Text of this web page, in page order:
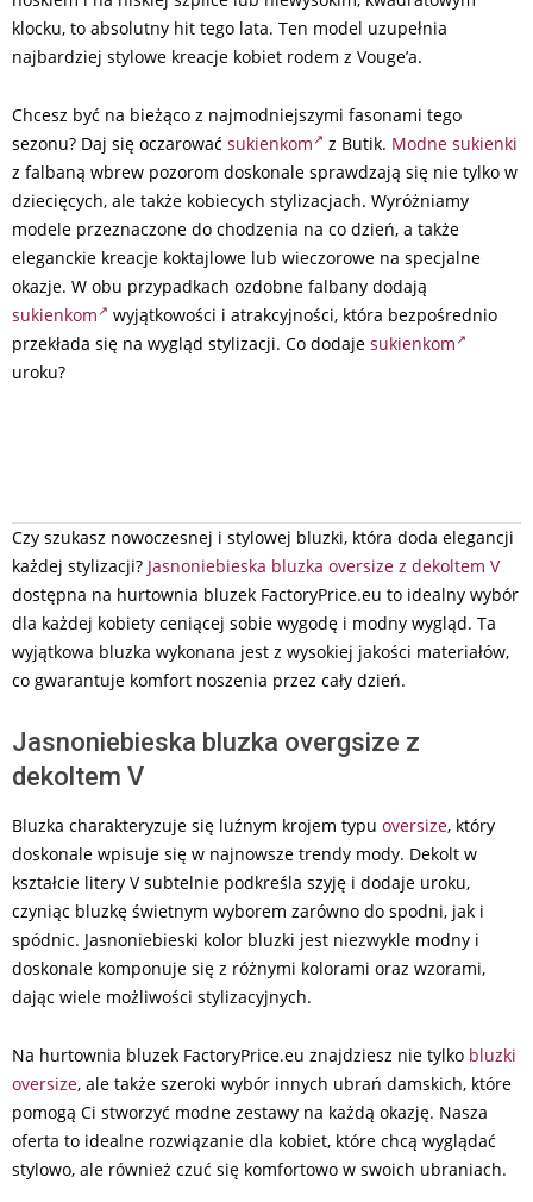
klocku, to absolutny hit tego lata. Ten model uzupełnia
najbardziej stylowe kreacje kobiet rodem z Vouge’a.
Chcesz być na bieżąco z najmodniejszymi fasonami tego
sezonu? Daj się oczarować sukienkom z Butik. Modne sukienki
z falbaną wbrew pozorom doskonale sprawdzają się nie tylko w
dziecięcych, ale także kobiecych stylizacjach. Wyróżniamy
modele przeznaczone do chodzenia na co dzień, a także
eleganckie kreacje koktajlowe lub wieczorowe na specjalne
okazje. W obu przypadkach ozdobne falbany dodają
sukienkom
wyjątkowości i atrakcyjności, która bezpośrednio
przekłada się na wygląd stylizacji. Co dodaje sukienkom
uroku?
2024-
07-
03
Czy szukasz nowoczesnej i stylowej bluzki, która doda elegancji
każdej stylizacji? Jasnoniebieska bluzka oversize z dekoltem V
dostępna na hurtownia bluzek FactoryPrice.eu to idealny wybór
dla każdej kobiety ceniącej sobie wygodę i modny wygląd. Ta
wyjątkowa bluzka wykonana jest z wysokiej jakości materiałów,
co gwarantuje komfort noszenia przez cały dzień.
Jasnoniebieska bluzka overgsize z
dekoltem V
Bluzka charakteryzuje się luźnym krojem typu oversize, który
doskonale wpisuje się w najnowsze trendy mody. Dekolt w
kształcie litery V subtelnie podkreśla szyję i dodaje uroku,
czyniąc bluzkę świetnym wyborem zarówno do spodni, jak i
spódnic. Jasnoniebieski kolor bluzki jest niezwykle modny i
doskonale komponuje się z różnymi kolorami oraz wzorami,
dając wiele możliwości stylizacyjnych.
Na hurtownia bluzek FactoryPrice.eu znajdziesz nie tylko bluzki
oversize, ale także szeroki wybór innych ubrań damskich, które
pomogą Ci stworzyć modne zestawy na każdą okazję. Nasza
oferta to idealne rozwiązanie dla kobiet, które chcą wyglądać
stylowo, ale również czuć się komfortowo w swoich ubraniach.